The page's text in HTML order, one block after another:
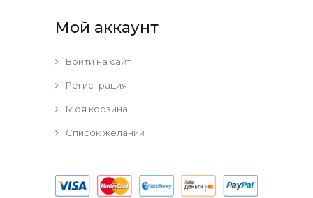
Мой аккаунт
Войти на сайт
Регистрация
Моя корзина
Список желаний